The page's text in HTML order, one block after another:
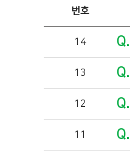
번호
14 Q.
13 Q.
12 Q.
11 Q.